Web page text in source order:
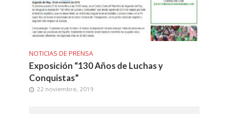
NOTICIAS DE PRENSA
Exposición “130 Años de Luchas y
Conquistas”
22 noviembre, 2019